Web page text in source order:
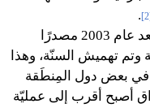
[2]
.
وقد مَثّلَ التغلغل الإيرانيّ في العراق بعد عام 2003 مصدرًا
وتم تهميش السنّة، وهذا
في بعض دول المِنطَقة
أصبح أقرب إلى عمليّة